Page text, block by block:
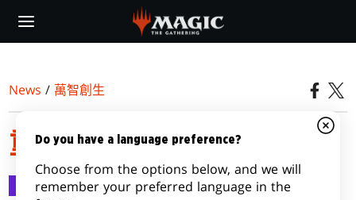
main
News / 萬智創生
重訪綠色之道
萬智創生 2015-08-10
Do you have a language preference?
Choose from the options below, and we will
remember your preferred language in the